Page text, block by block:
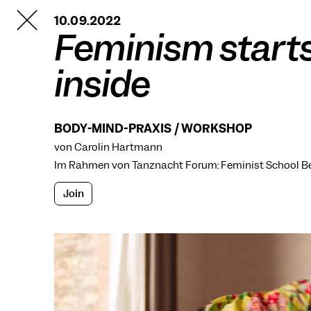
TANZFABRIK
BERLIN10.09.2022
Feminism
inside
BODY-MIND-PRAXIS / WORKSHOP
von Carolin Hartmann
Im Rahmen von Tanznacht Forum: Feminist School
Join